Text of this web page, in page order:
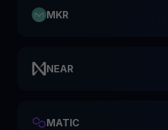
MKR
NEAR
MATIC